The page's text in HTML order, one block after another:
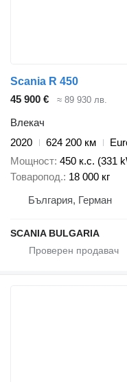
Scania R 450
45 900 €
≈ 89 930 лв.
Влекач
2020
624 200 км
Мощност 450 к.с. (331
Товаропод. 18 000 кг
България, Герман
SCANIA BULGARIA